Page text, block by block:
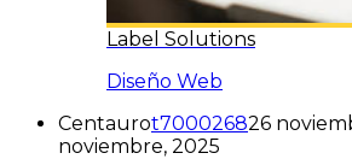
Label Solutions
Diseño Web
Centaurot700026826
noviembre, 2025